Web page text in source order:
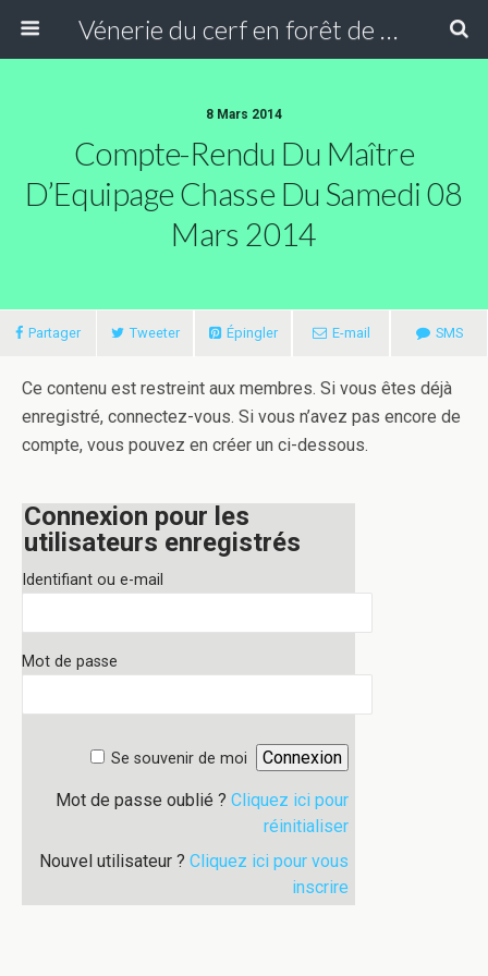
Vénerie du cerf en forêt de Compiègne
8 Mars 2014
Compte-Rendu Du Maître
D’Equipage Chasse Du Samedi 08
Mars 2014
Partager Tweeter Épingler E-mail SMS
Ce contenu est restreint aux membres. Si vous êtes déjà
enregistré, connectez-vous. Si vous n’avez pas encore de
compte, vous pouvez en créer un ci-dessous.
Connexion pour les
utilisateurs enregistrés
Identifiant ou e-mail
Mot de passe
Se souvenir de moi
Mot de passe oublié ? Cliquez ici pour
réinitialiser
Nouvel utilisateur ? Cliquez ici pour vous
inscrire